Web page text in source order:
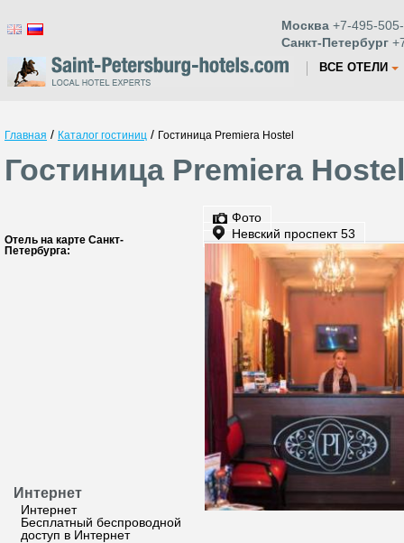
Москва +7-495-
Санкт-Петербург
ВСЕ ОТЕЛИ
Главная / Каталог гостиниц / Гостиница Premiera Hostel
Гостиница Premiera
Отель на карте Санкт-
Петербурга:
Интернет
Интернет
Бесплатный беспроводной
доступ в Интернет
Фото
Невский проспект 53